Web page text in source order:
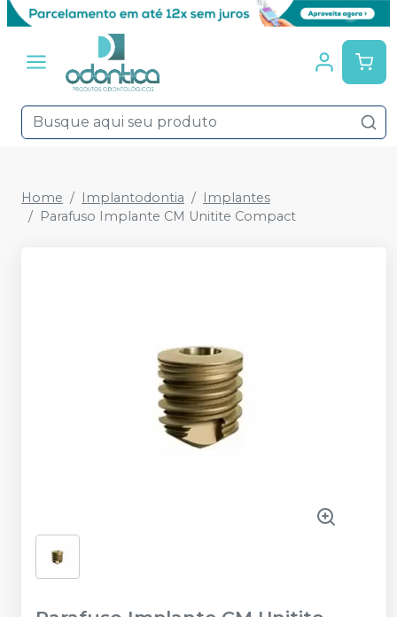
Home Implantodontia
Implantes
Parafuso Implante CM Unitite Compact